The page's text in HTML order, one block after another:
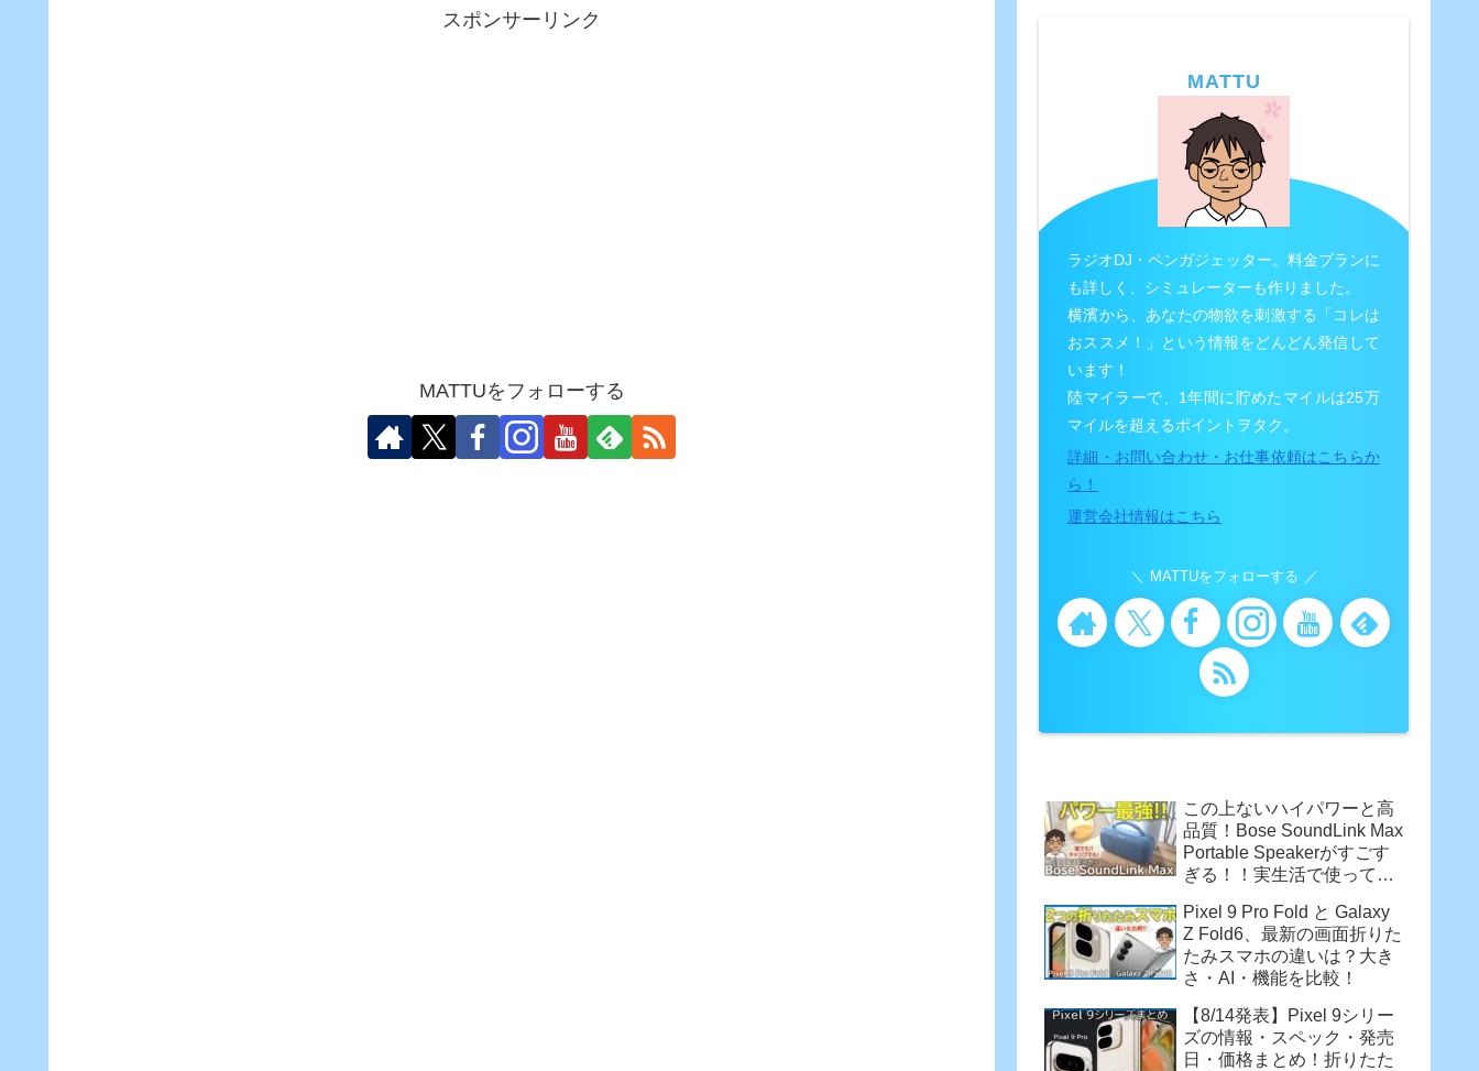
スポンサーリンク
MATTUをフォローする
MATTU
ラジオDJ・ペンガジェッター。料金プランに
も詳しく、シミュレーターも作りました。
横濱から、あなたの物欲を刺激する「コレは
おススメ！」という情報をどんどん発信して
います！
陸マイラーで、1年間に貯めたマイルは25万
マイルを超えるポイントヲタク。
詳細・お問い合わせ・お仕事依頼はこちらか
ら！
運営会社情報はこちら
MATTUをフォローする
この上ないハイパワーと高
品質！Bose SoundLink Max
Portable Speakerがすごす
ぎる！！実生活で使って感
Pixel 9 Pro Fold と Galaxy
Z Fold6、最新の画面折りた
たみスマホの違いは？大き
さ・AI・機能を比較！
【8/14発表】Pixel 9シリー
ズの情報・スペック・発売
日・価格まとめ！折りたた